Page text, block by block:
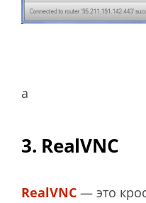
а
3. RealVNC
RealVNC — это